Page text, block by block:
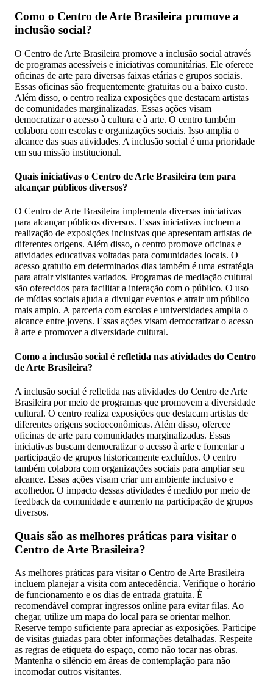
Como o Centro de Arte Brasileira promove a
inclusão social?
O Centro de Arte Brasileira promove a inclusão social através
de programas acessíveis e iniciativas comunitárias. Ele oferece
oficinas de arte para diversas faixas etárias e grupos sociais.
Essas oficinas são frequentemente gratuitas ou a baixo custo.
Além disso, o centro realiza exposições que destacam artistas
de comunidades marginalizadas. Essas ações visam
democratizar o acesso à cultura e à arte. O centro também
colabora com escolas e organizações sociais. Isso amplia o
alcance das suas atividades. A inclusão social é uma prioridade
em sua missão institucional.
Quais iniciativas o Centro de Arte Brasileira tem para
alcançar públicos diversos?
O Centro de Arte Brasileira implementa diversas iniciativas
para alcançar públicos diversos. Essas iniciativas incluem a
realização de exposições inclusivas que apresentam artistas de
diferentes origens. Além disso, o centro promove oficinas e
atividades educativas voltadas para comunidades locais. O
acesso gratuito em determinados dias também é uma estratégia
para atrair visitantes variados. Programas de mediação cultural
são oferecidos para facilitar a interação com o público. O uso
de mídias sociais ajuda a divulgar eventos e atrair um público
mais amplo. A parceria com escolas e universidades amplia o
alcance entre jovens. Essas ações visam democratizar o acesso
à arte e promover a diversidade cultural.
Como a inclusão social é refletida nas atividades do Centro
de Arte Brasileira?
A inclusão social é refletida nas atividades do Centro de Arte
Brasileira por meio de programas que promovem a diversidade
cultural. O centro realiza exposições que destacam artistas de
diferentes origens socioeconômicas. Além disso, oferece
oficinas de arte para comunidades marginalizadas. Essas
iniciativas buscam democratizar o acesso à arte e fomentar a
participação de grupos historicamente excluídos. O centro
também colabora com organizações sociais para ampliar seu
alcance. Essas ações visam criar um ambiente inclusivo e
acolhedor. O impacto dessas atividades é medido por meio de
feedback da comunidade e aumento na participação de grupos
diversos.
Quais são as melhores práticas para visitar o
Centro de Arte Brasileira?
As melhores práticas para visitar o Centro de Arte Brasileira
incluem planejar a visita com antecedência. Verifique o horário
de funcionamento e os dias de entrada gratuita. É
recomendável comprar ingressos online para evitar filas. Ao
chegar, utilize um mapa do local para se orientar melhor.
Reserve tempo suficiente para apreciar as exposições. Participe
de visitas guiadas para obter informações detalhadas. Respeite
as regras de etiqueta do espaço, como não tocar nas obras.
Mantenha o silêncio em áreas de contemplação para não
incomodar outros visitantes.